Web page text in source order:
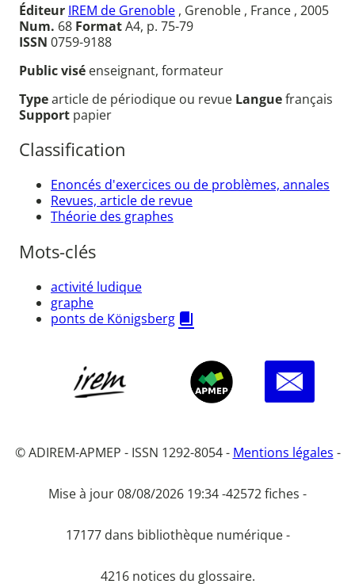
Éditeur IREM de Grenoble , Grenoble , France , 2005
Num. 68 FormatA4, p. 75-79
ISSN 0759-9188
Public visé enseignant, formateur
Typearticle de périodique ou revue Languefrançais
Support papier
Classification
Enoncés d'exercices ou de problèmes, annales
Revues, article de revue
Théorie des graphes
Mots-clés
activité ludique
graphe
ponts de Königsberg
© ADIREM-APMEP - ISSN 1292-8054 - Mentions légales -
Mise à jour 08/08/2026 19:34 -42572 fiches -
17177 dans bibliothèque numérique -
4216 notices du glossaire.